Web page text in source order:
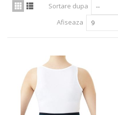
Sortare dupa --
Afiseaza 9